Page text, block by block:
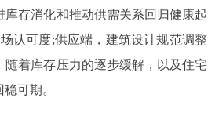
存消化和推动供需关系回归健康起
认可度;供应端，建筑设计规范调整
着库存压力的逐步缓解，以及住宅
可期。